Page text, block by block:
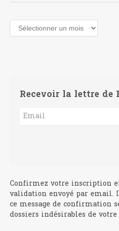
Archives
Recevoir la lettre de
Confirmez votre inscription
validation envoyé par email.
ce message de confirmation
dossiers indésirables de votre